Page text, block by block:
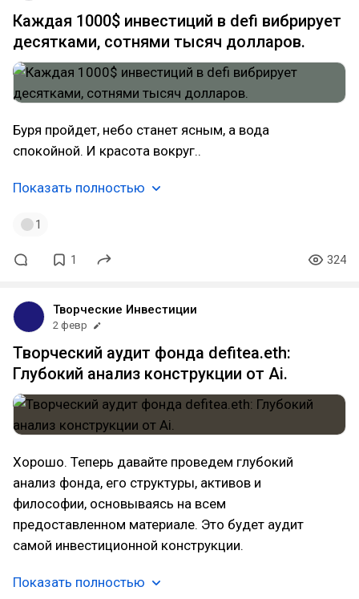
Каждая 1000$ инвестиций в defi вибрирует
десятками, сотнями тысяч долларов.
Буря пройдет, небо станет ясным, а вода
спокойной. И красота вокруг..
Показать полностью
1
1 324
Творческие Инвестиции
2 февр
Творческий аудит фонда defitea.eth:
Глубокий анализ конструкции от Ai.
Хорошо. Теперь давайте проведем глубокий
анализ фонда, его структуры, активов и
философии, основываясь на всем
предоставленном материале. Это будет аудит
самой инвестиционной конструкции.
Показать полностью